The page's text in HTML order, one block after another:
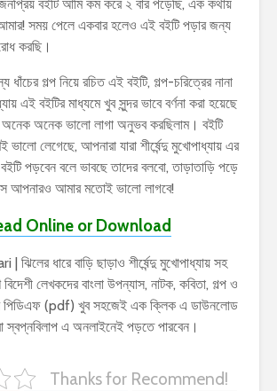
বইটি আমি কম করে ২ বার পড়েছি, এক কথায়
সময় পেলে একবার হলেও এই বইটি পড়ার জন্য
করছি।
ধাঁচের গল্প নিয়ে রচিত এই বইটি, গল্প-চরিত্রের নানা
এই বইটির মাধ্যমে খুব সুন্দর ভাবে বর্ণনা করা হয়েছে
অনেক অনেক ভালো লাগা অনুভব করছিলাম। বইটি
লেগেছে, আপনারা যারা শীর্ষেন্দু মুখোপাধ্যায় এর
বইটি পড়বেন বলে ভাবছে তাদের বলবো, তাড়াতাড়ি পড়ে
আপনারও আমার মতোই ভালো লাগবে!
Online or Download
ধারে বাড়ি ছাড়াও শীর্ষেন্দু মুখোপাধ্যায় সহ
লেখকদের বাংলা উপন্যাস, নাটক, কবিতা, গল্প ও
পিডিএফ (pdf) খুব সহজেই এক ক্লিক এ ডাউনলোড
স্বপ্নবিলাপ এ অনলাইনেই পড়তে পারবেন।
Thanks for Recommend!